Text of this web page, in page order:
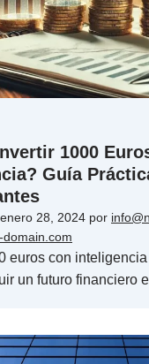
1000
Guía
enero 28, 2024 por
euros con
un futuro financiero